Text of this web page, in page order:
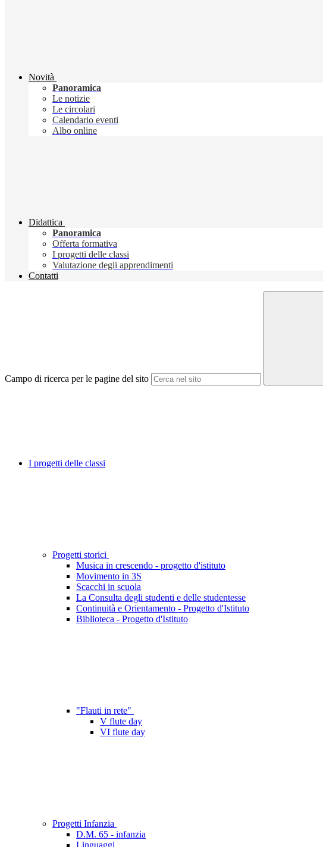
Novità
Panoramica
Le notizie
Le circolari
Calendario eventi
Albo online
Didattica
Panoramica
Offerta formativa
I progetti delle classi
Valutazione degli apprendimenti
Contatti
Campo di ricerca per le pagine del sito
I progetti delle classi
Progetti storici
Musica in crescendo - progetto d'istituto
Movimento in 3S
Scacchi in scuola
La Consulta degli studenti e delle studentesse
Continuità e Orientamento - Progetto d'Istituto
Biblioteca - Progetto d'Istituto
"Flauti in rete"
V flute day
VI flute day
Progetti Infanzia
D.M. 65 - infanzia